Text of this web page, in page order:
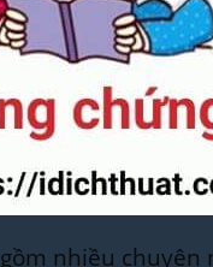
gồm nhiều chuyên